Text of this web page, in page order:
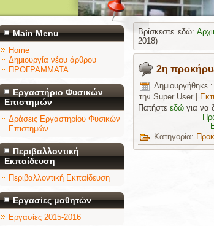
Main Menu
Home
Δημιουργία νέου άρθρου
ΠΡΟΓΡΑΜΜΑΤΑ
Εργαστήριο Φυσικών
Επιστημών
Δράσεις Εργαστηρίου Φυσικών
Επιστημών
Περιβαλλοντική
Εκπαίδευση
Περιβαλλοντική Εκπαίδευση
Εργασίες μαθητών
Εργασίες 2015-2016
Βρίσκεστε εδώ:
2018)
2η
Δημιουργήθηκε
την Super User
Πατήστε εδώ για να
Κατηγορία: